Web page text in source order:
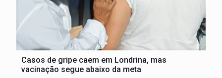
Casos de gripe caem em Londrina, mas
vacinação segue abaixo da meta